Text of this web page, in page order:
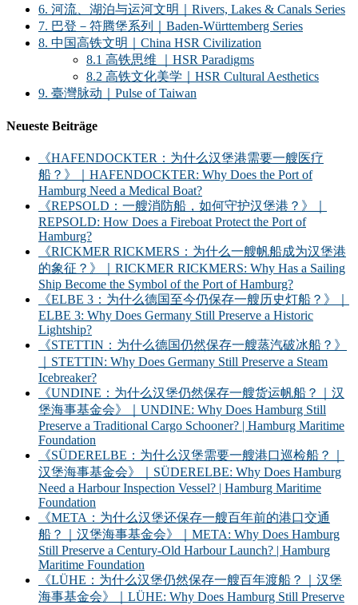
6. 河流、湖泊与运河文明｜Rivers, Lakes & Canals Series
7. 巴登－符腾堡系列｜Baden-Württemberg Series
8. 中国高铁文明｜China HSR Civilization
8.1 高铁思维 ｜HSR Paradigms
8.2 高铁文化美学｜HSR Cultural Aesthetics
9. 臺灣脉动｜Pulse of Taiwan
Neueste Beiträge
《HAFENDOCKTER：为什么汉堡港需要一艘医疗
船？》｜HAFENDOCKTER: Why Does the Port of
Hamburg Need a Medical Boat?
《REPSOLD：一艘消防船，如何守护汉堡港？》｜
REPSOLD: How Does a Fireboat Protect the Port of
Hamburg?
《RICKMER RICKMERS：为什么一艘帆船成为汉堡港
的象征？》｜RICKMER RICKMERS: Why Has a Sailing
Ship Become the Symbol of the Port of Hamburg?
《ELBE 3：为什么德国至今仍保存一艘历史灯船？》｜
ELBE 3: Why Does Germany Still Preserve a Historic
Lightship?
《STETTIN：为什么德国仍然保存一艘蒸汽破冰船？》
｜STETTIN: Why Does Germany Still Preserve a Steam
Icebreaker?
《UNDINE：为什么汉堡仍然保存一艘货运帆船？｜汉
堡海事基金会》｜UNDINE: Why Does Hamburg Still
Preserve a Traditional Cargo Schooner? | Hamburg Maritime
Foundation
《SÜDERELBE：为什么汉堡需要一艘港口巡检船？｜
汉堡海事基金会》｜SÜDERELBE: Why Does Hamburg
Need a Harbour Inspection Vessel? | Hamburg Maritime
Foundation
《META：为什么汉堡还保存一艘百年前的港口交通
船？｜汉堡海事基金会》｜META: Why Does Hamburg
Still Preserve a Century-Old Harbour Launch? | Hamburg
Maritime Foundation
《LÜHE：为什么汉堡仍然保存一艘百年渡船？｜汉堡
海事基金会》｜LÜHE: Why Does Hamburg Still Preserve